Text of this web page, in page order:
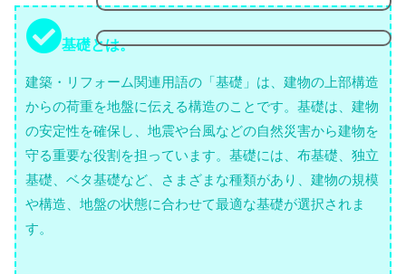
基礎とは。
建築・リフォーム関連用語の「基礎」は、建物の上部構造
からの荷重を地盤に伝える構造のことです。基礎は、建物
の安定性を確保し、地震や台風などの自然災害から建物を
守る重要な役割を担っています。基礎には、布基礎、独立
基礎、ベタ基礎など、さまざまな種類があり、建物の規模
や構造、地盤の状態に合わせて最適な基礎が選択されま
す。